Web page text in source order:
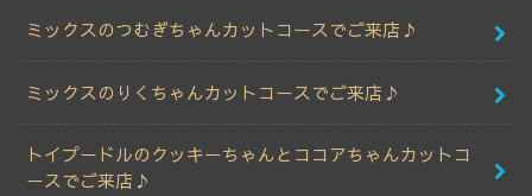
ミックスのつむぎちゃんカットコースでご来店♪
ミックスのりくちゃんカットコースでご来店♪
トイプードルのクッキーちゃんとココアちゃんカットコ
ースでご来店♪